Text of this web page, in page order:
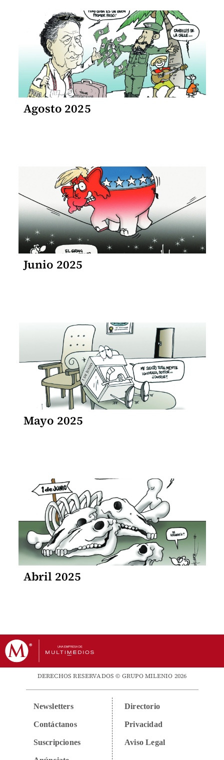
Agosto 2025
Junio 2025
Mayo 2025
Abril 2025
DERECHOS RESERVADOS © GRUPO MILENIO 2026
Newsletters
Contáctanos
Suscripciones
Directorio
Privacidad
Aviso Legal